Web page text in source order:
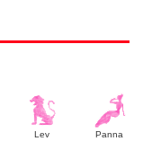
Lev Panna